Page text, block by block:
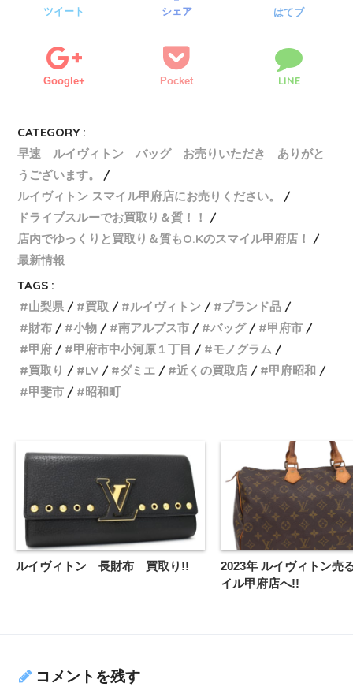
ツイート シェア はてブ
Google+ Pocket LINE
CATEGORY :
早速 ルイヴィトン バッグ お売りいただき ありがと
うございます。
ルイヴィトン スマイル甲府店にお売りください。
ドライブスルーでお買取り＆質！！
店内でゆっくりと買取り＆質もO.Kのスマイル甲府店！
最新情報
TAGS :
山梨県
買取 ルイヴィトン
ブランド品
財布
小物 南アルプス市 バッグ
甲府市
甲府
甲府市中小河原１丁目
モノグラム
買取り
LV ダミエ 近くの買取店
甲府昭和
甲斐市
昭和町
ルイヴィトン 長財布 買取り!!
2023年 ルイヴィトン売
イル甲府店へ!!
コメントを残す